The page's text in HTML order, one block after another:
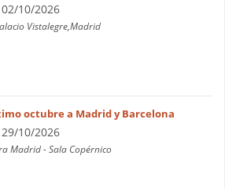
02/10/2026
Vistalegre,Madrid
octubre a Madrid y Barcelona
29/10/2026
Madrid - Sala Copérnico